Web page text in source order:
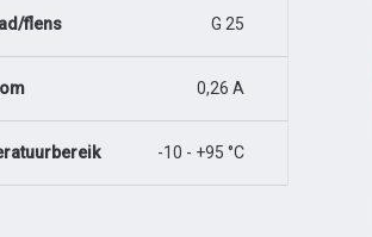
flens G 25
0,26 A
-10 - +95 °C